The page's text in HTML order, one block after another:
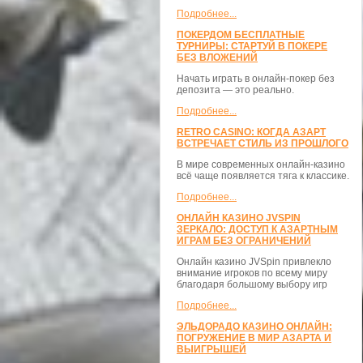
Подробнее...
ПОКЕРДОМ БЕСПЛАТНЫЕ
ТУРНИРЫ: СТАРТУЙ В ПОКЕРЕ
БЕЗ ВЛОЖЕНИЙ
Начать играть в онлайн-покер без
депозита — это реально.
Подробнее...
RETRO CASINO: КОГДА АЗАРТ
ВСТРЕЧАЕТ СТИЛЬ ИЗ ПРОШЛОГО
В мире современных онлайн-казино
всё чаще появляется тяга к классике.
Подробнее...
ОНЛАЙН КАЗИНО JVSPIN
ЗЕРКАЛО: ДОСТУП К АЗАРТНЫМ
ИГРАМ БЕЗ ОГРАНИЧЕНИЙ
Онлайн казино JVSpin привлекло
внимание игроков по всему миру
благодаря большому выбору игр
Подробнее...
ЭЛЬДОРАДО КАЗИНО ОНЛАЙН:
ПОГРУЖЕНИЕ В МИР АЗАРТА И
ВЫИГРЫШЕЙ